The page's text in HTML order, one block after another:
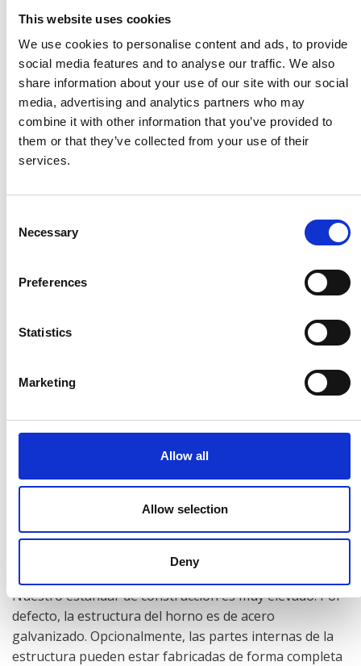
This website uses cookies
We use cookies to personalise content and ads, to provide
social media features and to analyse our traffic. We also
share information about your use of our site with our social
media, advertising and analytics partners who may
combine it with other information that you’ve provided to
them or that they’ve collected from your use of their
services.
Selection
Necessary
Preferences
Statistics
Marketing
Allow all
Allow selection
Deny
de gran potencia distribuyen el aire caliente a través de
los conductos a lo largo de todo el horno. Esta
estructura ofrece una temperatura uniforme y
constante en pocos grados.
Zonas de temperatura en hornos túnel
Los hornos pueden dividirse en zonas de temperatura
Los hornos están provistos de esclusas de aire
buena economía de funcionamiento. La opción de
bloqueos depende del tipo de producto y las
Los hornos pueden estar provistos con calentamiento
de gas directo o calentamiento de gas/aceite indirecto a
través de un intercambiador de calor eficiente.
Nuestro estándar de construcción es muy elevado. Por
defecto, la estructura del horno es de acero
galvanizado. Opcionalmente, las partes internas de la
estructura pueden estar fabricadas de forma completa